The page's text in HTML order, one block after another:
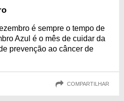
é sempre o tempo de
Azul é o mês de cuidar da
prevenção ao câncer de
COMPARTILHAR